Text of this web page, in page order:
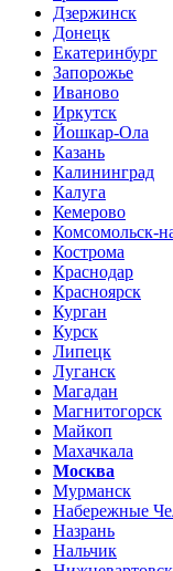
Дзержинск
Донецк
Екатеринбург
Запорожье
Иваново
Иркутск
Йошкар-Ола
Казань
Калининград
Калуга
Кемерово
Комсомольск-
Кострома
Краснодар
Красноярск
Курган
Курск
Липецк
Луганск
Магадан
Магнитогорск
Майкоп
Махачкала
Москва
Мурманск
Набережные
Назрань
Нальчик